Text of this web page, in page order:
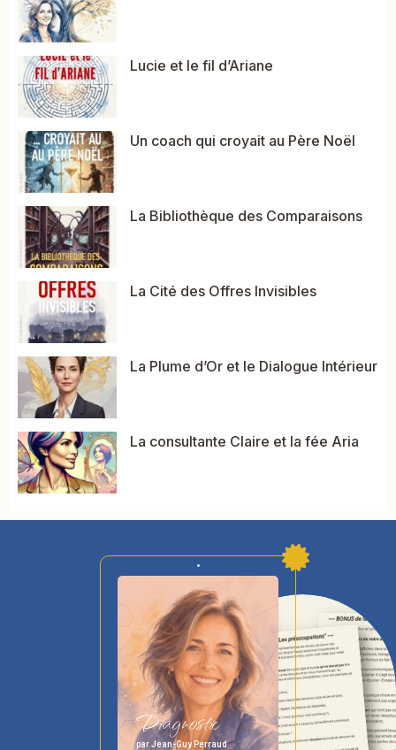
Lucie et le fil d’Ariane
Un coach qui croyait au Père Noël
La Bibliothèque des Comparaisons
La Cité des Offres Invisibles
La Plume d’Or et le Dialogue Intérieur
La consultante Claire et la fée Aria
Diagnostic
par Jean-Guy Perraud